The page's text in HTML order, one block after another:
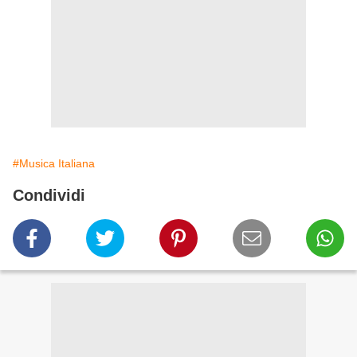
#Musica Italiana
Condividi